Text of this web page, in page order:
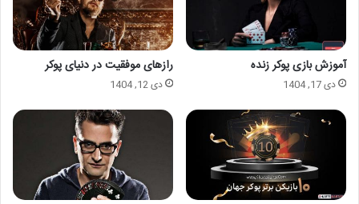
آموزش بازی پوکر زنده
دی 17, 1404
رازهای موفقیت در دنیای پوکر
دی 12, 1404